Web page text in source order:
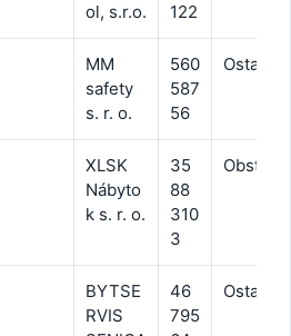
ol, s.r.o.
122
MM
safety
s. r. o.
560
587
56
Ostatné
XLSK
Nábyto
k s. r. o.
35
88
310
3
BYTSE
RVIS
46
795